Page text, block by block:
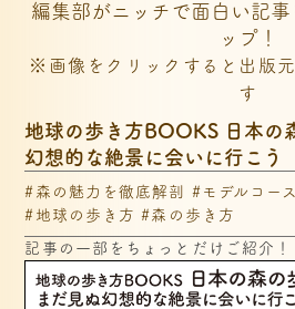
編集部がニッチで面白い記事
ップ！
※画像をクリックすると出版
す
地球の歩き方BOOKS 日本の
幻想的な絶景に会いに行こう
#森の魅力を徹底解剖 #モデルコー
#地球の歩き方 #森の歩き方
記事の一部をちょっとだけご紹介！